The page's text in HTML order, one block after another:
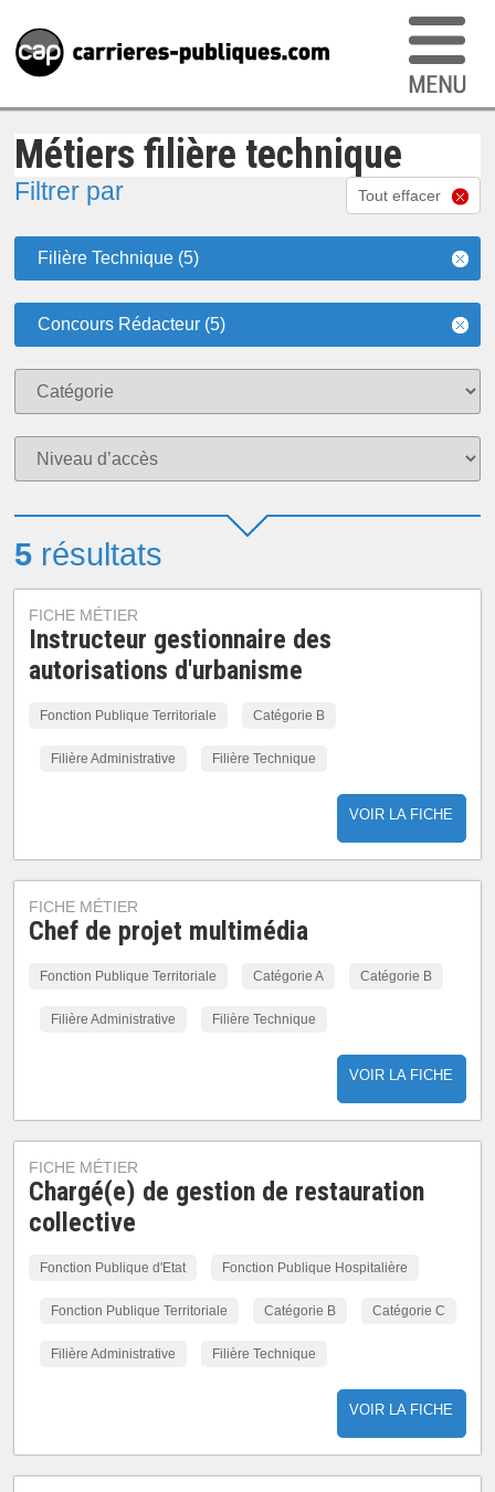
Métiers filière technique
Filtrer par Tout effacer
Filière Technique (5)
Concours Rédacteur (5)
5 résultats
FICHE MÉTIER
Instructeur gestionnaire des
autorisations d'urbanisme
Fonction Publique Territoriale Catégorie B
Filière Administrative Filière Technique
VOIR LA FICHE
FICHE MÉTIER
Chef de projet multimédia
Fonction Publique Territoriale Catégorie A Catégorie B
Filière Administrative Filière Technique
VOIR LA FICHE
FICHE MÉTIER
Chargé(e) de gestion de restauration
collective
Fonction Publique d'Etat Fonction Publique Hospitalière
Fonction Publique Territoriale Catégorie B Catégorie C
Filière Administrative Filière Technique
VOIR LA FICHE